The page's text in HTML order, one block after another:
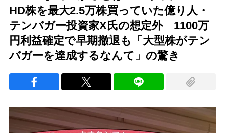
HD株を最大2.5万株買っていた億り人・
テンバガー投資家X氏の想定外 1100万
円利益確定で早期撤退も「大型株がテン
バガーを達成するなんて」の驚き